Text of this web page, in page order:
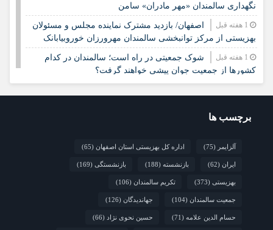
نگهداری سالمندان «مهر مادران» سامن
اصفهان/ بازدید مشترک نماینده مجلس و مسئولان
بهزیستی از مرکز توانبخشی سالمندان مهرورزان خوروبیابانک
شوک جمعیتی در راه است؛ سالمندان در کدام
کشورها از جمعیت جوان پیشی خواهند گرفت؟
2 هفته قبل
نشست تخصصی مدل جامعه‌محور تقویت جوامع
محلی و مشارکت اجتماعی
برچسب ها
آلزایمر (75) اداره کل بهزیستی استان اصفهان (65)
ایران (62) بازنشسته (188) بازنشستگی (169)
بهزیستی (373) تکریم سالمندان (106)
جمعیت سالمندان (104) جهاندیدگان (126)
حسام الدین علامه (71) حسین نحوی نژاد (66)